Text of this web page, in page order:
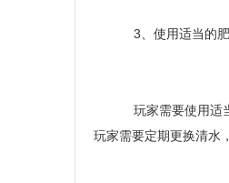
3、使用适当的
玩家需要使用适
玩家需要定期更换清水